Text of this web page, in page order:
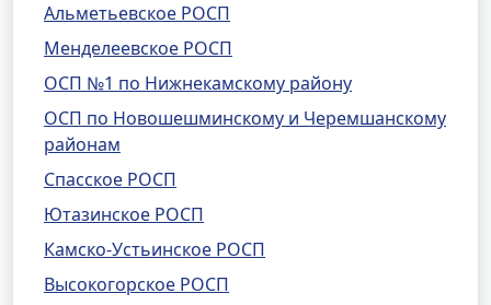
Альметьевское РОСП
Менделеевское РОСП
ОСП №1 по Нижнекамскому району
ОСП по Новошешминскому и Черемшанскому
районам
Спасское РОСП
Ютазинское РОСП
Камско-Устьинское РОСП
Высокогорское РОСП